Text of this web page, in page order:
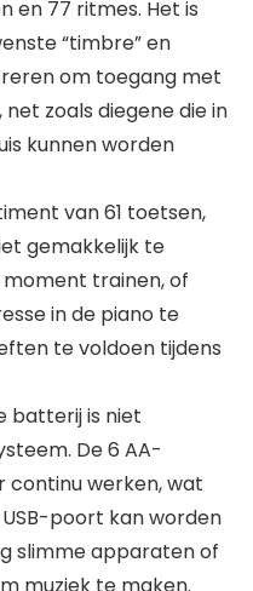
en 77 ritmes. Het is
“timbre” en
om toegang met
zoals diegene die in
kunnen worden
van 61 toetsen,
gemakkelijk te
moment trainen, of
in de piano te
te voldoen tijdens
batterij is niet
De 6 AA-
continu werken, wat
poort kan worden
slimme apparaten of